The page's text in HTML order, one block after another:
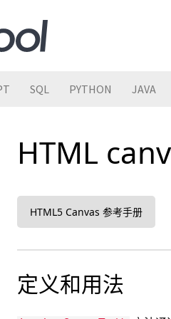
SQL PYTHON JAVA
HTML
HTML5 Canvas 参考手册
定义和用法